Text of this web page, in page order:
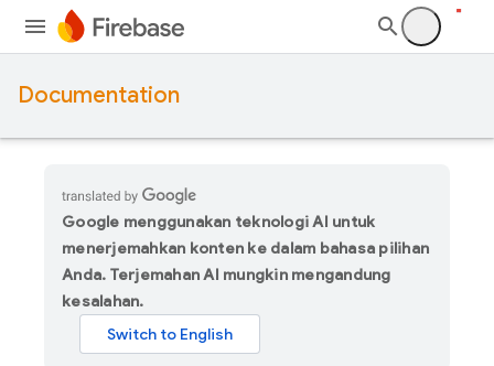
Documentation
Google menggunakan teknologi AI untuk
menerjemahkan konten ke dalam bahasa pilihan
Anda. Terjemahan AI mungkin mengandung
kesalahan.